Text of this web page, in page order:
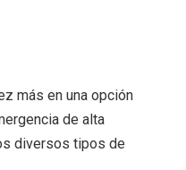
más en una opción
de alta
diversos tipos de